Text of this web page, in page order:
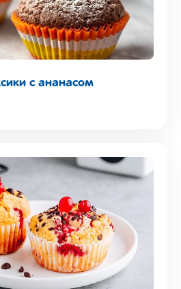
с ананасом